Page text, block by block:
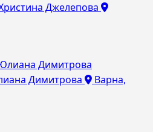
Джелепова
Димитрова
Варна,